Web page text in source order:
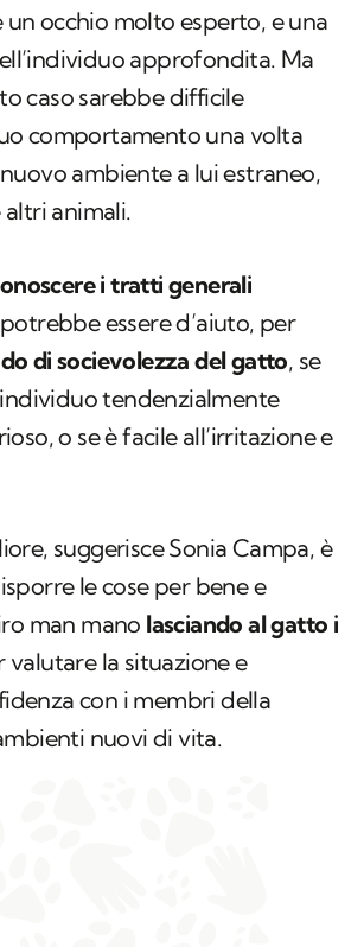
occhio molto esperto, e una
approfondita. Ma
caso sarebbe difficile
comportamento una volta
ambiente a lui estraneo,
animali.
i tratti generali
potrebbe essere d’aiuto, per
di socievolezza del gatto, se
tendenzialmente
o se è facile all’irritazione e
suggerisce Sonia Campa, è
le cose per bene e
man mano lasciando al gatto i
valutare la situazione e
con i membri della
nuovi di vita.